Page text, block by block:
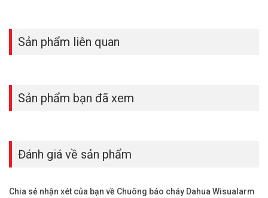
Sản phẩm liên quan
Sản phẩm bạn đã xem
Đánh giá về sản phẩm
Chia sẻ nhận xét của bạn về Chuông báo cháy Dahua Wisualarm